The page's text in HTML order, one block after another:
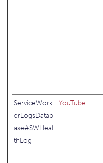
ServiceWork
erLogsDatab
ase#SWHeal
thLog
YouTube